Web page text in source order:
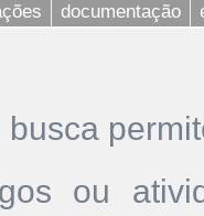
documentação
ou